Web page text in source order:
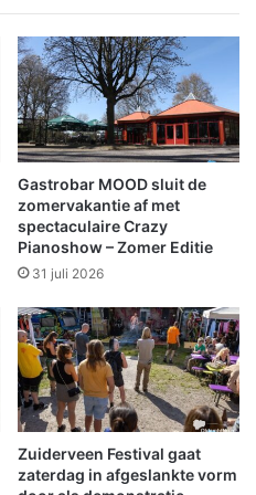
Gastrobar MOOD sluit de
zomervakantie af met
spectaculaire Crazy
Pianoshow – Zomer Editie
31 juli 2026
Zuiderveen Festival gaat
zaterdag in afgeslankte vorm